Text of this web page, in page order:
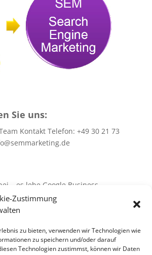
Zustimmung
zu bieten, verwenden wir Technologien wie
zu speichern und/oder darauf
Technologien zustimmst, können wir Daten
Sie uns:
Kontakt Telefon: +49 30 21 73
– es lebe Google Business
+ SEO + SEM